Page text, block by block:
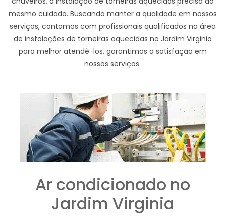
mesmo cuidado. Buscando manter a qualidade em nossos
serviços, contamos com profissionais qualificados na área
de instalações de torneiras aquecidas no Jardim Virginia
para melhor atendê-los, garantimos a satisfação em
nossos serviços.
Ar condicionado no
Jardim Virginia